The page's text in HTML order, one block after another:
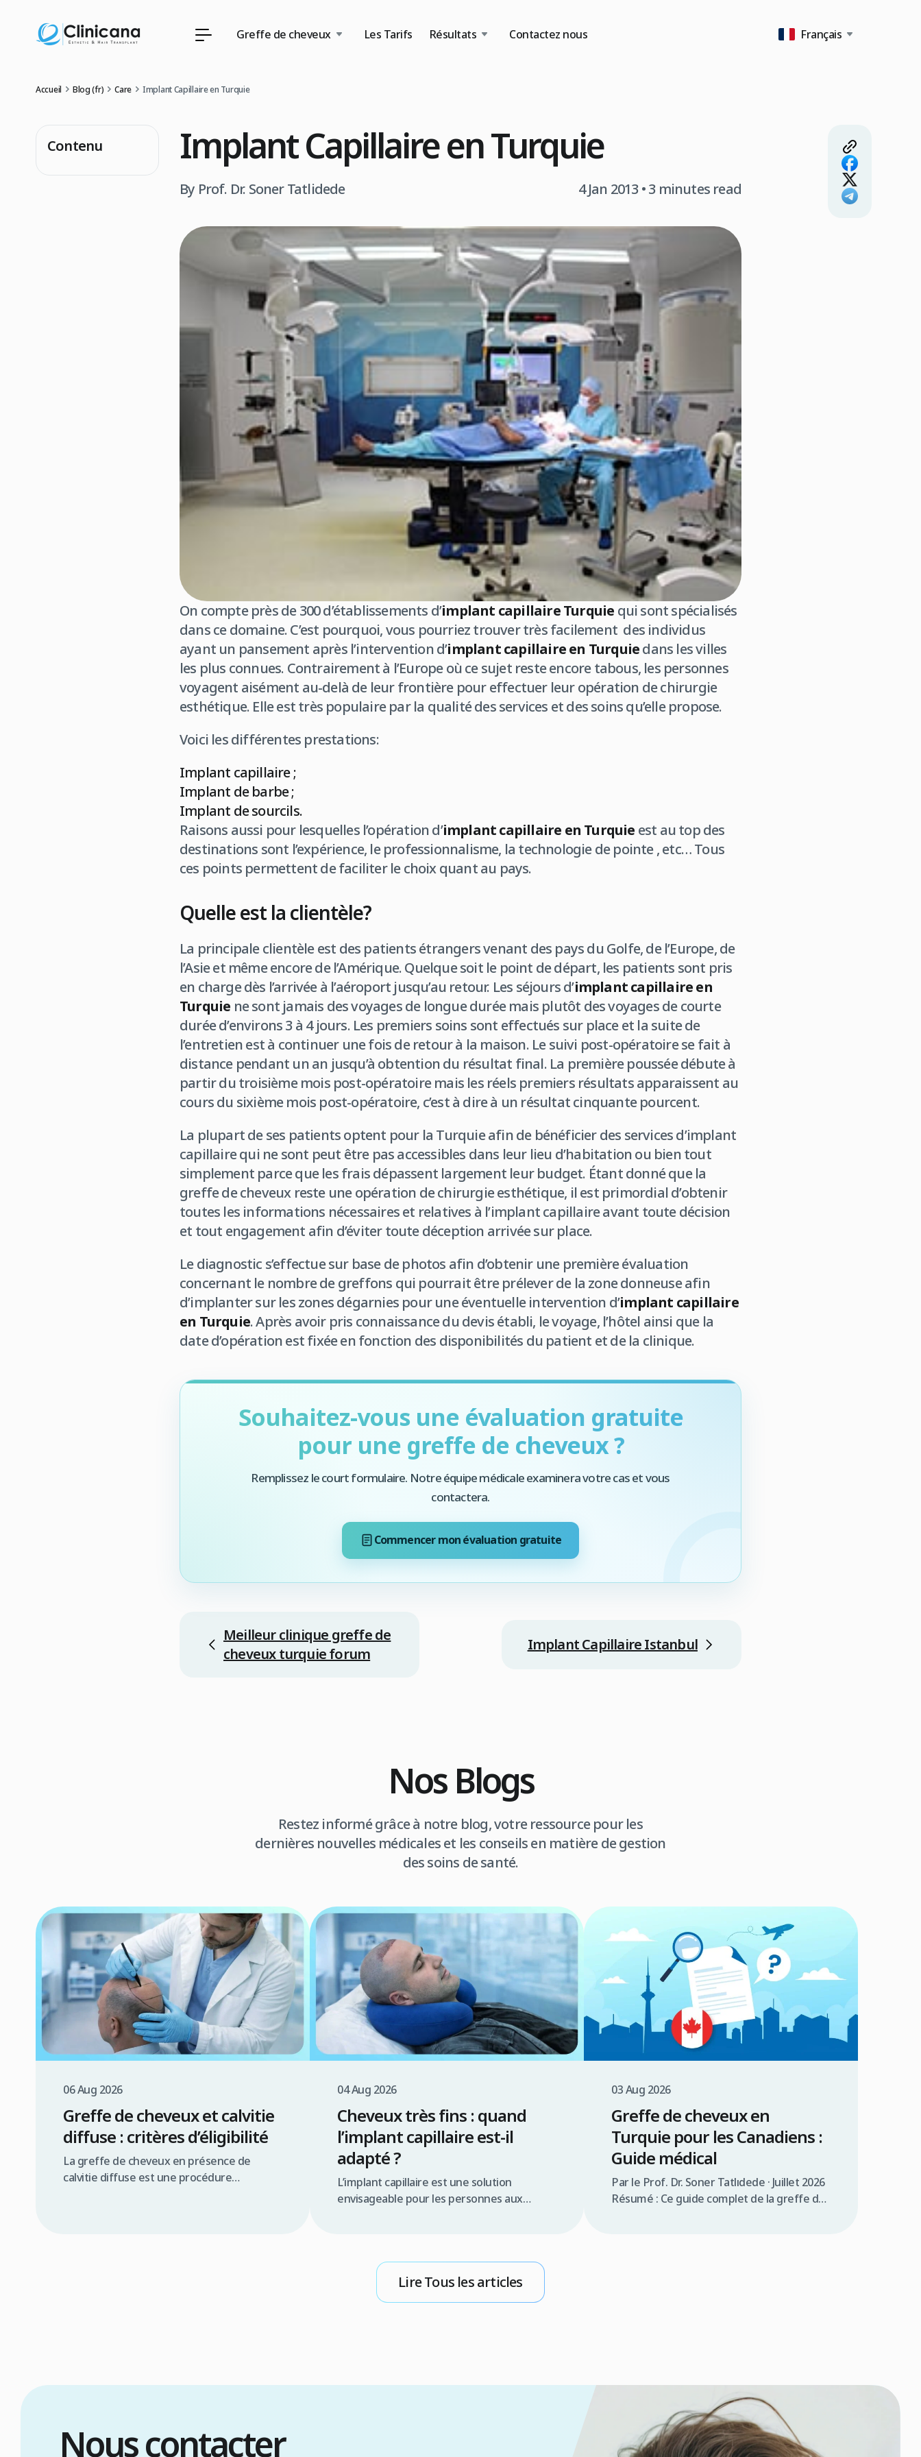
Greffe de cheveux Les Tarifs Résultats Contactez nous Français
Accueil Blog (fr) Care Implant Capillaire en Turquie
Contenu Implant Capillaire en Turquie
By Prof. Dr. Soner Tatlidede 4 Jan 2013• 3 minutes read
On compte près de 300 d’établissements d’implant capillaire Turquie qui sont spécialisés
dans ce domaine. C’est pourquoi, vous pourriez trouver très facilement des individus
ayant un pansement après l’intervention d’implant capillaire en Turquiedans les villes
les plus connues. Contrairement à l’Europe où ce sujet reste encore tabous, les personnes
voyagent aisément au-delà de leur frontière pour effectuer leur opération de chirurgie
esthétique. Elle est très populaire par la qualité des services et des soins qu’elle propose.
Voici les différentes prestations:
Implant capillaire ;
Implant de barbe ;
Implant de sourcils.
Raisons aussi pour lesquelles l’opération d’implant capillaire en Turquie est au top des
destinations sont l’expérience, le professionnalisme, la technologie de pointe , etc… Tous
ces points permettent de faciliter le choix quant au pays.
Quelle est la clientèle?
La principale clientèle est des patients étrangers venant des pays du Golfe, de l’Europe, de
l’Asie et même encore de l’Amérique. Quelque soit le point de départ, les patients sont pris
en charge dès l’arrivée à l’aéroport jusqu’au retour. Les séjours d’implant capillaire en
Turquie ne sont jamais des voyages de longue durée mais plutôt des voyages de courte
durée d’environs 3 à 4 jours. Les premiers soins sont effectués sur place et la suite de
l’entretien est à continuer une fois de retour à la maison. Le suivi post-opératoire se fait à
distance pendant un an jusqu’à obtention du résultat final. La première poussée débute à
partir du troisième mois post-opératoire mais les réels premiers résultats apparaissent au
cours du sixième mois post-opératoire, c’est à dire à un résultat cinquante pourcent.
La plupart de ses patients optent pour la Turquie afin de bénéficier des services d’implant
capillaire qui ne sont peut être pas accessibles dans leur lieu d’habitation ou bien tout
simplement parce que les frais dépassent largement leur budget. Étant donné que la
greffe de cheveux reste une opération de chirurgie esthétique, il est primordial d’obtenir
toutes les informations nécessaires et relatives à l’implant capillaire avant toute décision
et tout engagement afin d’éviter toute déception arrivée sur place.
Le diagnostic s’effectue sur base de photos afin d’obtenir une première évaluation
concernant le nombre de greffons qui pourrait être prélever de la zone donneuse afin
d’implanter sur les zones dégarnies pour une éventuelle intervention d’implant capillaire
en Turquie. Après avoir pris connaissance du devis établi, le voyage, l’hôtel ainsi que la
date d’opération est fixée en fonction des disponibilités du patient et de la clinique.
Souhaitez-vous une évaluation gratuite
pour une greffe de cheveux ?
Remplissez le court formulaire. Notre équipe médicale examinera votre cas et vous
contactera.
Commencer mon évaluation gratuite
Meilleur clinique greffe de
cheveux turquie forum
Implant Capillaire Istanbul
Nos Blogs
Restez informé grâce à notre blog, votre ressource pour les
dernières nouvelles médicales et les conseils en matière de gestion
des soins de santé.
06 Aug 2026
Greffe de cheveux et calvitie
diffuse : critères d’éligibilité
La greffe de cheveux en présence de
calvitie diffuse est une procédure
04 Aug 2026
Cheveux très fins : quand
l’implant capillaire est-il
adapté ?
L’implant capillaire est une solution
envisageable pour les personnes aux
obstacle définitif, la finesse capillaire
représente un paramètre que l’expert doit
intégrer dans la stratégie chirurgicale pour
03 Aug 2026
Greffe de cheveux en
Turquie pour les Canadiens :
Guide médical
Par le Prof. Dr. Soner Tatlıdede · Juillet 2026
Résumé : Ce guide complet de la greffe de
Lire Tous les articles
Nous contacter